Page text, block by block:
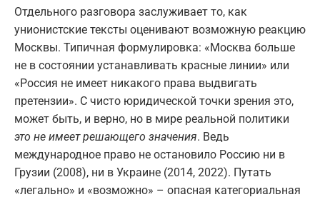
Отдельного разговора заслуживает то, как
унионистские тексты оценивают возможную реакцию
Москвы. Типичная формулировка: «Москва больше
не в состоянии устанавливать красные линии» или
«Россия не имеет никакого права выдвигать
претензии». С чисто юридической точки зрения это,
может быть, и верно, но в мире реальной политики
это не имеет решающего значения. Ведь
международное право не остановило Россию ни в
Грузии (2008), ни в Украине (2014, 2022). Путать
«легально» и «возможно» – опасная категориальная